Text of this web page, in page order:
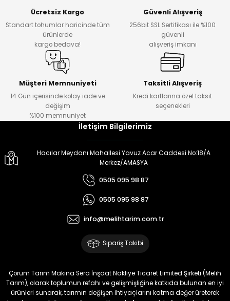
Ücretsiz Kargo
Standart tohumlar haricinde tüm
ürünlerde
kargo bedava!
Güvenli Alışveriş
256bit SSL Sertifikası ile %100
güvenli
alışveriş imkanı
Müşteri Memnuniyeti
14 Gün içerisinde kolay iade ve
değişim
%100 memnuniyet
Taksitli Alışveriş
Kredi kartlarına özel taksit
seçenekleri
İletişim Bilgilerimiz
Hacılar Meydanı Mahallesi Yavuz Acar Caddesi No:18/A
Merkez/AMASYA
0505 095 98 87
0505 095 98 87
info@melihtarim.com.tr
Sipariş Takibi
Çorum Tarım Makina Sera İnşaat Nakliye Ticaret Limited Şirketi (Melih
Tarım), olarak toplumun refahı ve gelişmişliğine katkıda bulunan en iyi
ürünleri sunarak, tarımın değişen ihtiyaçlarını katma değer üreterek